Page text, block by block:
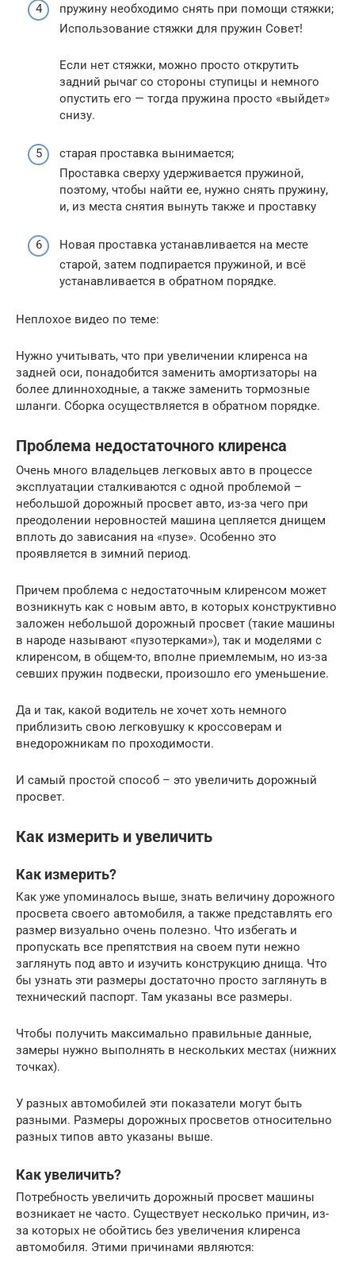
пружину необходимо снять при помощи стяжки;
Использование стяжки для пружин Совет!
Если нет стяжки, можно просто открутить
задний рычаг со стороны ступицы и немного
опустить его — тогда пружина просто «выйдет»
снизу.
старая проставка вынимается;
Проставка сверху удерживается пружиной,
поэтому, чтобы найти ее, нужно снять пружину,
и, из места снятия вынуть также и проставку
Новая проставка устанавливается на месте
старой, затем подпирается пружиной, и всё
устанавливается в обратном порядке.
Неплохое видео по теме:
Нужно учитывать, что при увеличении клиренса на
задней оси, понадобится заменить амортизаторы на
более длинноходные, а также заменить тормозные
шланги. Сборка осуществляется в обратном порядке.
Проблема недостаточного клиренса
Очень много владельцев легковых авто в процессе
эксплуатации сталкиваются с одной проблемой –
небольшой дорожный просвет авто, из-за чего при
преодолении неровностей машина цепляется днищем
вплоть до зависания на «пузе». Особенно это
проявляется в зимний период.
Причем проблема с недостаточным клиренсом может
возникнуть как с новым авто, в которых конструктивно
заложен небольшой дорожный просвет (такие машины
в народе называют «пузотерками»), так и моделями с
клиренсом, в общем-то, вполне приемлемым, но из-за
севших пружин подвески, произошло его уменьшение.
Да и так, какой водитель не хочет хоть немного
приблизить свою легковушку к кроссоверам и
внедорожникам по проходимости.
И самый простой способ – это увеличить дорожный
просвет.
Как измерить и увеличить
Как измерить?
Как уже упоминалось выше, знать величину дорожного
просвета своего автомобиля, а также представлять его
размер визуально очень полезно. Что избегать и
пропускать все препятствия на своем пути нежно
заглянуть под авто и изучить конструкцию днища. Что
бы узнать эти размеры достаточно просто заглянуть в
технический паспорт. Там указаны все размеры.
Чтобы получить максимально правильные данные,
замеры нужно выполнять в нескольких местах (нижних
точках).
У разных автомобилей эти показатели могут быть
разными. Размеры дорожных просветов относительно
разных типов авто указаны выше.
Как увеличить?
Потребность увеличить дорожный просвет машины
возникает не часто. Существует несколько причин, из-
за которых не обойтись без увеличения клиренса
автомобиля. Этими причинами являются: